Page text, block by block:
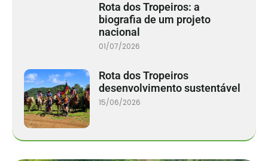
Rota dos Tropeiros: a
biografia de um projeto
nacional
01/07/2026
Rota dos Tropeiros
desenvolvimento sustentável
15/06/2026